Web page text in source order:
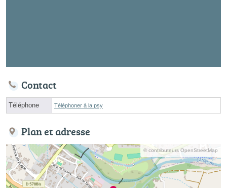
Contact
Téléphone Téléphoner à la psy
Plan et adresse
© contributeurs OpenStreetMap